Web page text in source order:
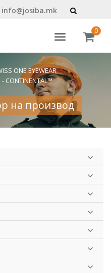
info@josiba.mk
Toggle
navigation
0
ONE EYEWEAR
- CONTINENTAL™
на производ